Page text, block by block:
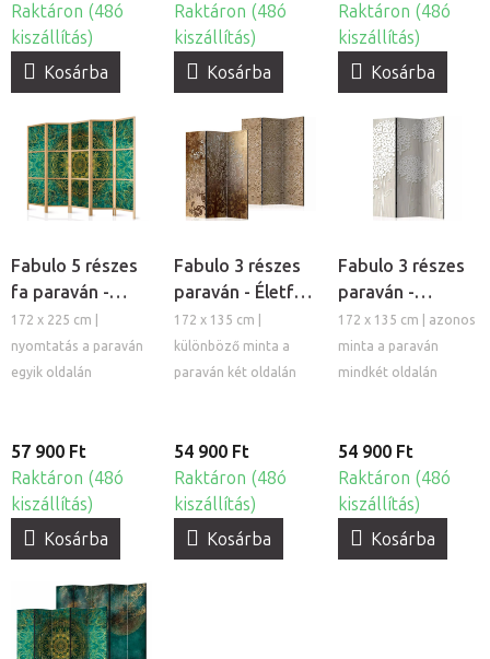
Raktáron (48ó
kiszállítás)
Kosárba
Raktáron (48ó
kiszállítás)
Kosárba
Raktáron (48ó
kiszállítás)
Kosárba
Fabulo 5 részes
fa paraván -
Arany mandala
172 x 225 cm |
nyomtatás a paraván
egyik oldalán
57 900 Ft
Raktáron (48ó
kiszállítás)
Kosárba
Fabulo 3 részes
paraván - Életfa /
Barna mandalák
172 x 135 cm |
különböző minta a
paraván két oldalán
54 900 Ft
Raktáron (48ó
kiszállítás)
Kosárba
Fabulo 3 részes
paraván -
Virágos rét
172 x 135 cm | azonos
minta a paraván
mindkét oldalán
54 900 Ft
Raktáron (48ó
kiszállítás)
Kosárba